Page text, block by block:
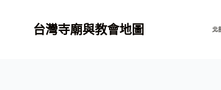
台灣寺廟與教會地圖 北